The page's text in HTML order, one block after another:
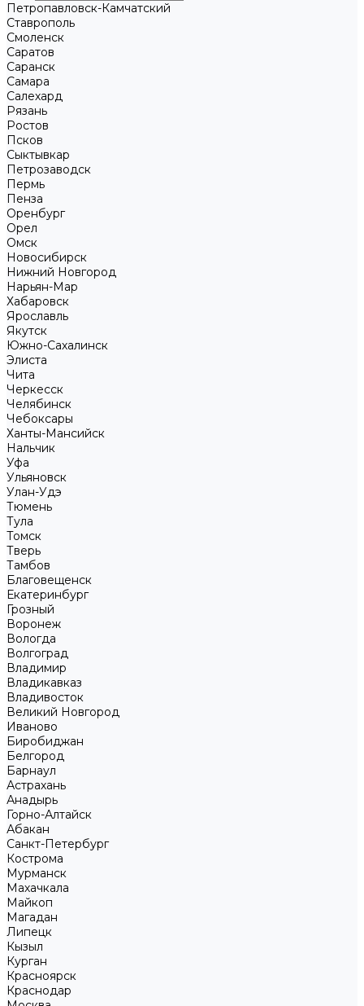
Петропавловск-Камчатский
Ставрополь
Смоленск
Саратов
Саранск
Самара
Салехард
Рязань
Ростов
Псков
Сыктывкар
Петрозаводск
Пермь
Пенза
Оренбург
Орел
Омск
Новосибирск
Нижний Новгород
Нарьян-Мар
Хабаровск
Ярославль
Якутск
Южно-Сахалинск
Элиста
Чита
Черкесск
Челябинск
Чебоксары
Ханты-Мансийск
Нальчик
Уфа
Ульяновск
Улан-Удэ
Тюмень
Тула
Томск
Тверь
Тамбов
Благовещенск
Екатеринбург
Грозный
Воронеж
Вологда
Волгоград
Владимир
Владикавказ
Владивосток
Великий Новгород
Иваново
Биробиджан
Белгород
Барнаул
Астрахань
Анадырь
Горно-Алтайск
Абакан
Санкт-Петербург
Кострома
Мурманск
Махачкала
Майкоп
Магадан
Липецк
Кызыл
Курган
Красноярск
Краснодар